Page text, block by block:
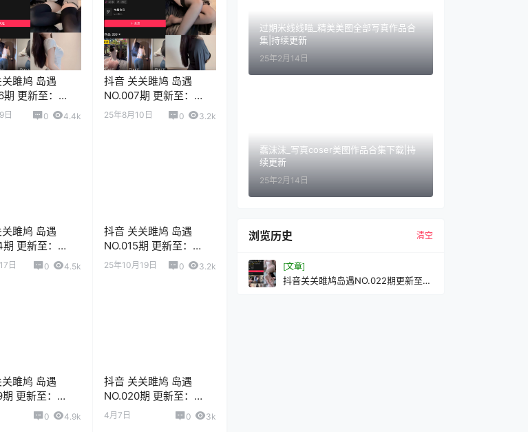
雎鸠 岛遇
更新至：
日 0 4.4k
抖音 关关雎鸠 岛遇
NO.007期 更新至：
2025.8.10
25年8月10日 0 3.2k
雎鸠 岛遇
更新至：
日 0 4.5k
抖音 关关雎鸠 岛遇
NO.015期 更新至：
2025.10.11
25年10月19日 0 3.2k
雎鸠 岛遇
更新至：
0 4.9k
抖音 关关雎鸠 岛遇
NO.020期 更新至：
2026.4.3
4月7日 0 3k
过期米线线喵_精美美图全部写真作品合
集|持续更新
25年2月14日
蠢沫沫_写真coser美图作品合集下载|持
续更新
25年2月14日
浏览历史 清空
[文章]
抖音关关雎鸠岛遇NO.022期更新至：